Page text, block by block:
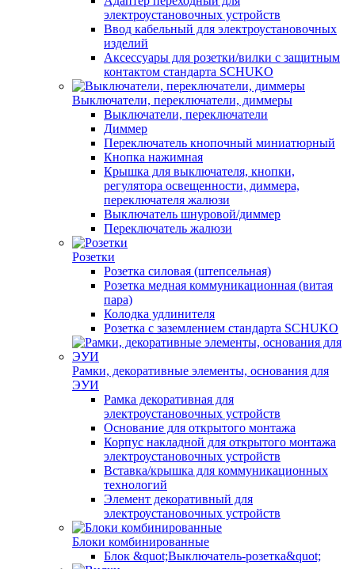
электроустановочных устройств
Ввод кабельный для электроустановочных
изделий
Аксессуары для розетки/вилки с защитным
контактом стандарта SCHUKO
Выключатели, переключатели, диммеры
Выключатели, переключатели
Диммер
Переключатель кнопочный миниатюрный
Кнопка нажимная
Крышка для выключателя, кнопки,
регулятора освещенности, диммера,
переключателя жалюзи
Выключатель шнуровой/диммер
Переключатель жалюзи
Розетки
Розетка силовая (штепсельная)
Розетка медная коммуникационная (витая
пара)
Колодка удлинителя
Розетка с заземлением стандарта SCHUKO
Рамки, декоративные элементы, основания для
ЭУИ
Рамка декоративная для
электроустановочных устройств
Основание для открытого монтажа
Корпус накладной для открытого монтажа
электроустановочных устройств
Вставка/крышка для коммуникационных
технологий
Элемент декоративный для
электроустановочных устройств
Блоки комбинированные
Блок &quot;Выключатель-розетка&quot;